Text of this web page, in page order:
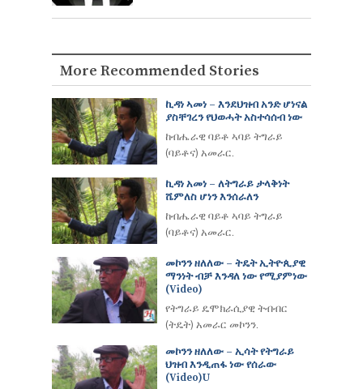
More Recommended Stories
ኪዳነ ኣመነ – እንደህዝብ አንድ ሆነናል
ያስቸገረን የህወሓት አስተሳሰብ ነው
ከብሔራዊ ባይቶ ኣባይ ትግራይ
(ባይቶና) አመራር.
ኪዳነ አመነ – ለትግራይ ታላቅነት
ሼምለስ ሆነን እንሰራለን
ከብሔራዊ ባይቶ ኣባይ ትግራይ
(ባይቶና) አመራር.
መኮንን ዘለለው – ትዴት ኢትዮጲያዊ
ማንነት ብቻ እንዳለ ነው የሚያምነው
(video)
የትግራይ ዴሞክራሲያዊ ትብብር
(ትዴት) አመራር መኮንን.
መኮንን ዘለለው – ኢሳት የትግራይ
ህዝብ እንዲጠፋ ነው የሰራው
(Video)u